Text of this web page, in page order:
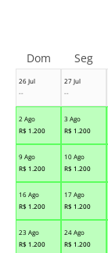
26 Jul
--
27 Jul
--
2 Ago
R$ 1.200
3 Ago
R$ 1.200
9 Ago
R$ 1.200
10 Ago
R$ 1.200
16 Ago
R$ 1.200
17 Ago
R$ 1.200
23 Ago
R$ 1.200
24 Ago
R$ 1.200
Dom Seg